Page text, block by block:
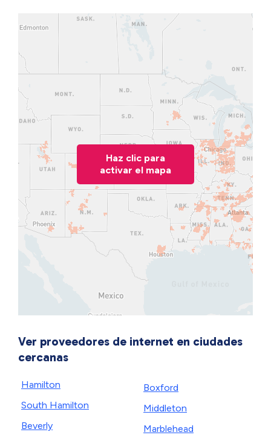
Haz clic para
activar el mapa
Ver proveedores de internet en ciudades
cercanas
Hamilton
South Hamilton
Beverly
Boxford
Middleton
Marblehead